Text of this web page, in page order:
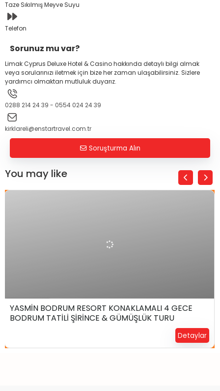
Taze Sıkılmış Meyve Suyu
Telefon
Sorunuz mu var?
Limak Cyprus Deluxe Hotel & Casino hakkında detaylı bilgi almak
veya sorularınızı iletmek için bize her zaman ulaşabilirsiniz. Sizlere
yardımcı olmaktan mutluluk duyarız.
0288 214 24 39 - 0554 024 24 39
kirklareli@enstartravel.com.tr
Soruşturma Alın
You may like
6 Gün4 Gece
Yerinizi Ayırtın !
YASMİN BODRUM RESORT KONAKLAMALI 4 GECE
BODRUM TATİLİ ŞİRİNCE & GÜMÜŞLÜK TURU
Detaylar